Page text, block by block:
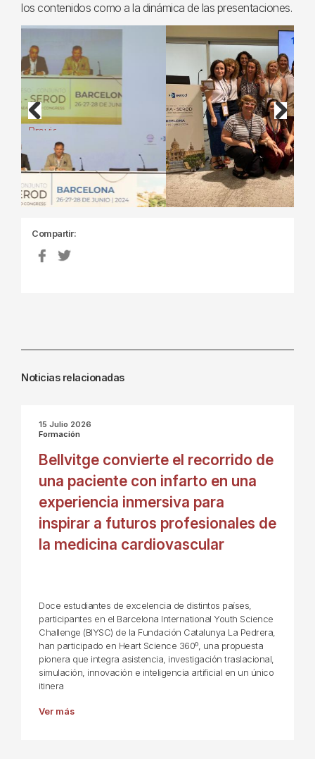
los contenidos como a la dinámica de las presentaciones.
Previous Next
Compartir:
Noticias relacionadas
15 Julio 2026
Formación
Bellvitge convierte el recorrido de
una paciente con infarto en una
experiencia inmersiva para
inspirar a futuros profesionales de
la medicina cardiovascular
Doce estudiantes de excelencia de distintos países,
participantes en el Barcelona International Youth Science
Challenge (BIYSC) de la Fundación Catalunya La Pedrera,
han participado en Heart Science 360º, una propuesta
pionera que integra asistencia, investigación traslacional,
simulación, innovación e inteligencia artificial en un único
itinera
Ver más